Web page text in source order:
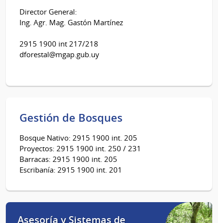
Director General:
Ing. Agr. Mag. Gastón Martínez
2915 1900 int 217/218
dforestal@mgap.gub.uy
Gestión de Bosques
Bosque Nativo: 2915 1900 int. 205
Proyectos: 2915 1900 int. 250 / 231
Barracas: 2915 1900 int. 205
Escribanía: 2915 1900 int. 201
Asesoría y Sistemas de